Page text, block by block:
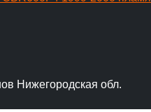
Нижегородская обл.